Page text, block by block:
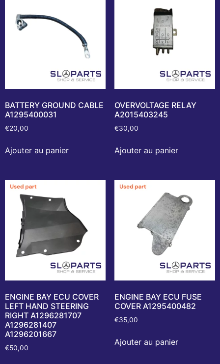
BATTERY GROUND CABLE
A1295400031
€20,00
Ajouter au panier
OVERVOLTAGE RELAY
A2015403245
€30,00
Ajouter au panier
ENGINE BAY ECU COVER
LEFT HAND STEERING
RIGHT A1296281707
A1296281407
A1296201667
€50,00
ENGINE BAY ECU FUSE
COVER A1295400482
€35,00
Ajouter au panier